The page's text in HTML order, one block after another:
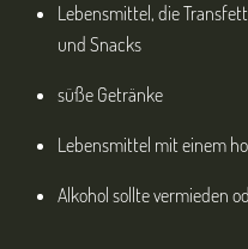
Lebensmittel, die
und Snacks
süße Getränke
Lebensmittel mit einem
Alkohol sollte vermieden